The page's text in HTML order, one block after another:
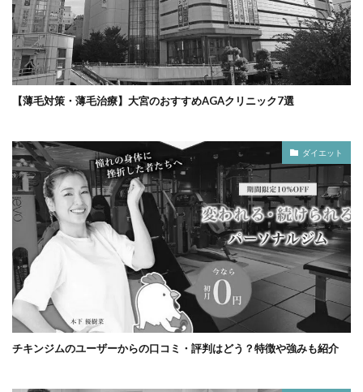
【薄毛対策・薄毛治療】大宮のおすすめAGAクリニック7選
ダイエット
チキンジムのユーザーからの口コミ・評判はどう？特徴や強みも紹介